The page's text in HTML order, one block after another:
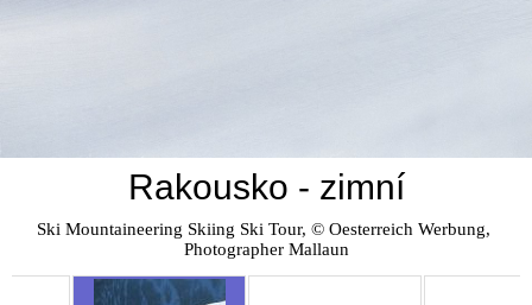
Rakousko - zimní
Ski Mountaineering Skiing Ski Tour, © Oesterreich Werbung,
Photographer Mallaun